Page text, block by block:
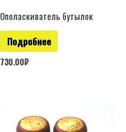
Ополаскиватель бутылок
Подробнее
730.00₽